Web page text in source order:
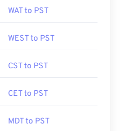
WAT to PST
WEST to PST
CST to PST
CET to PST
MDT to PST